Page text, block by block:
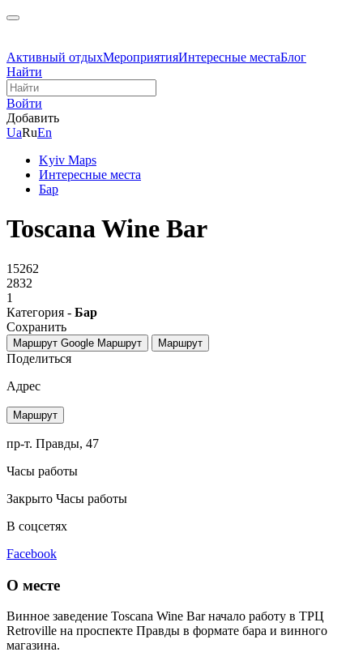
Активный отдыхМероприятияИнтересные местаБлог
Найти
Войти
Добавить
UaRuEn
Kyiv Maps
Интересные места
Бар
Toscana Wine Bar
15262
2832
1
Категория - Бар
Сохранить
Маршрут Google Маршрут Маршрут
Поделиться
Адрес
Маршрут
пр-т. Правды, 47
Часы работы
Закрыто Часы работы
В соцсетях
Facebook
О месте
Винное заведение Toscana Wine Bar начало работу в ТРЦ
Retroville на проспекте Правды в формате бара и винного
магазина.